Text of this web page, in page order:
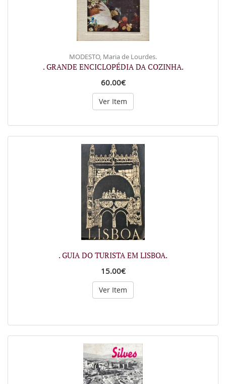
MODESTO, Maria de Lourdes.
. GRANDE ENCICLOPÉDIA DA COZINHA.
60.00€
Ver Item
. GUIA DO TURISTA EM LISBOA.
15.00€
Ver Item